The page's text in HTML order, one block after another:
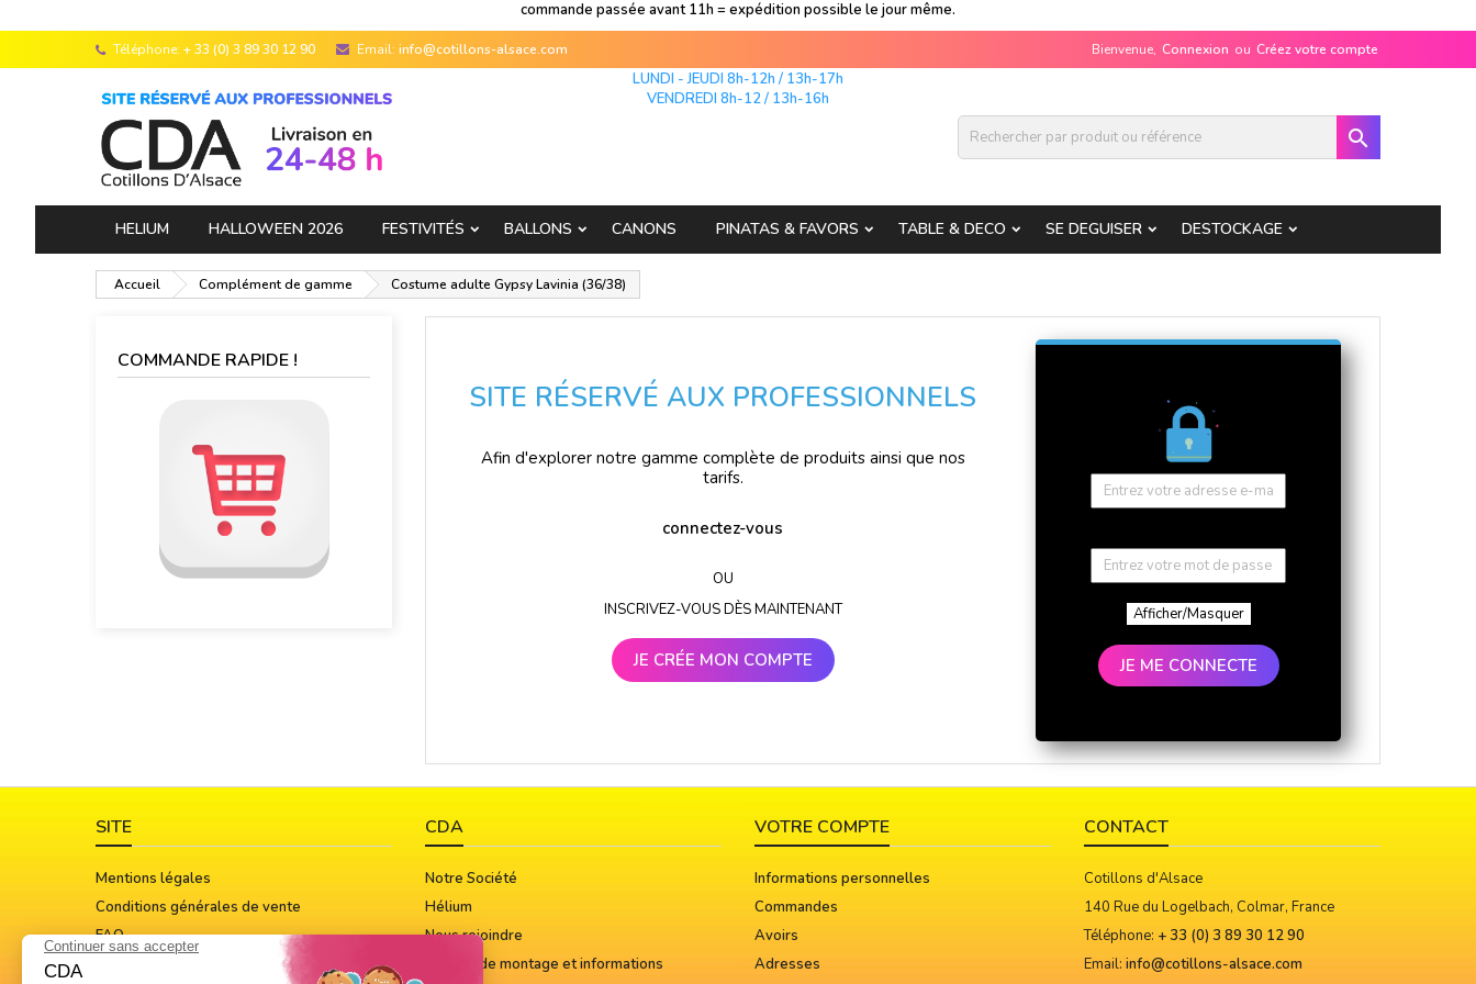
commande passée avant 11h = expédition possible le jour même.
Téléphone: + 33 (0) 3 89 30 12 90 Email: info@cotillons-alsace.com Bienvenue, Connexion ou Créez votre compte

LUNDI - JEUDI 8h-12h / 13h-17h
VENDREDI 8h-12 / 13h-16h
HELIUM HALLOWEEN 2026 FESTIVITÉS BALLONS CANONS PINATAS & FAVORS TABLE & DECO SE DEGUISER DESTOCKAGE
Accueil Complément de gamme Costume adulte Gypsy Lavinia (36/38)
COMMANDE RAPIDE !
SITE RÉSERVÉ AUX PROFESSIONNELS
Afin d'explorer notre gamme complète de produits ainsi que nos
tarifs.
connectez-vous
OU
INSCRIVEZ-VOUS DÈS MAINTENANT
JE CRÉE MON COMPTE
Afficher/Masquer
JE ME CONNECTE
SITE
Mentions légales
Conditions générales de vente
FAQ
CDA
Notre Société
Hélium
Nous rejoindre
Notices de montage et informations
VOTRE COMPTE
Informations personnelles
Commandes
Avoirs
Adresses
CONTACT
Cotillons d'Alsace
140 Rue du Logelbach, Colmar, France
Téléphone: + 33 (0) 3 89 30 12 90
Email: info@cotillons-alsace.com